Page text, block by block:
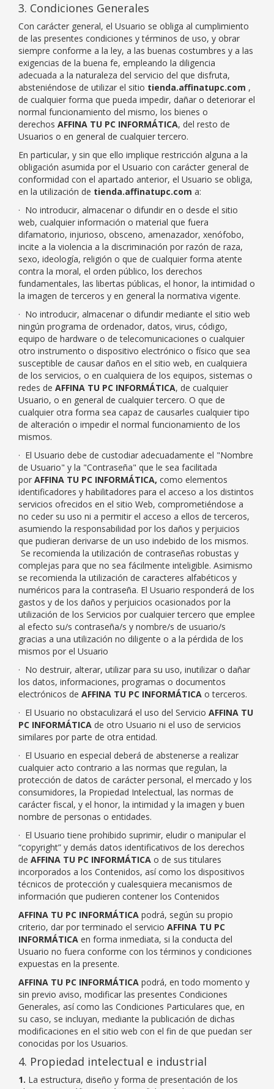
3. Condiciones Generales
Con carácter general, el Usuario se obliga al cumplimiento
de las presentes condiciones y términos de uso, y obrar
siempre conforme a la ley, a las buenas costumbres y a las
exigencias de la buena fe, empleando la diligencia
adecuada a la naturaleza del servicio del que disfruta,
absteniéndose de utilizar el sitio tienda.affinatupc.com ,
de cualquier forma que pueda impedir, dañar o deteriorar el
normal funcionamiento del mismo, los bienes o
derechos AFFINA TU PC INFORMÁTICA, del resto de
Usuarios o en general de cualquier tercero.
En particular, y sin que ello implique restricción alguna a la
obligación asumida por el Usuario con carácter general de
conformidad con el apartado anterior, el Usuario se obliga,
en la utilización de tienda.affinatupc.com a:
· No introducir, almacenar o difundir en o desde el sitio
web, cualquier información o material que fuera
difamatorio, injurioso, obsceno, amenazador, xenófobo,
incite a la violencia a la discriminación por razón de raza,
sexo, ideología, religión o que de cualquier forma atente
contra la moral, el orden público, los derechos
fundamentales, las libertas públicas, el honor, la intimidad o
la imagen de terceros y en general la normativa vigente.
· No introducir, almacenar o difundir mediante el sitio web
ningún programa de ordenador, datos, virus, código,
equipo de hardware o de telecomunicaciones o cualquier
otro instrumento o dispositivo electrónico o físico que sea
susceptible de causar daños en el sitio web, en cualquiera
de los servicios, o en cualquiera de los equipos, sistemas o
redes de AFFINA TU PC INFORMÁTICA, de cualquier
Usuario, o en general de cualquier tercero. O que de
cualquier otra forma sea capaz de causarles cualquier tipo
de alteración o impedir el normal funcionamiento de los
mismos.
· El Usuario debe de custodiar adecuadamente el "Nombre
de Usuario" y la "Contraseña" que le sea facilitada
por AFFINA TU PC INFORMÁTICA, como elementos
identificadores y habilitadores para el acceso a los distintos
servicios ofrecidos en el sitio Web, comprometiéndose a
no ceder su uso ni a permitir el acceso a ellos de terceros,
asumiendo la responsabilidad por los daños y perjuicios
que pudieran derivarse de un uso indebido de los mismos.
Se recomienda la utilización de contraseñas robustas y
complejas para que no sea fácilmente inteligible. Asimismo
se recomienda la utilización de caracteres alfabéticos y
numéricos para la contraseña. El Usuario responderá de los
gastos y de los daños y perjuicios ocasionados por la
utilización de los Servicios por cualquier tercero que emplee
al efecto su/s contraseña/s y nombre/s de usuario/s
gracias a una utilización no diligente o a la pérdida de los
mismos por el Usuario
· No destruir, alterar, utilizar para su uso, inutilizar o dañar
los datos, informaciones, programas o documentos
electrónicos de AFFINA TU PC INFORMÁTICA o terceros.
· El Usuario no obstaculizará el uso del Servicio AFFINA TU
PC INFORMÁTICA de otro Usuario ni el uso de servicios
similares por parte de otra entidad.
· El Usuario en especial deberá de abstenerse a realizar
cualquier acto contrario a las normas que regulan, la
protección de datos de carácter personal, el mercado y los
consumidores, la Propiedad Intelectual, las normas de
carácter fiscal, y el honor, la intimidad y la imagen y buen
nombre de personas o entidades.
· El Usuario tiene prohibido suprimir, eludir o manipular el
“copyright” y demás datos identificativos de los derechos
de AFFINA TU PC INFORMÁTICA o de sus titulares
incorporados a los Contenidos, así como los dispositivos
técnicos de protección y cualesquiera mecanismos de
información que pudieren contener los Contenidos
AFFINA TU PC INFORMÁTICA podrá, según su propio
criterio, dar por terminado el servicio AFFINA TU PC
INFORMÁTICA en forma inmediata, si la conducta del
Usuario no fuera conforme con los términos y condiciones
expuestas en la presente.
AFFINA TU PC INFORMÁTICA podrá, en todo momento y
sin previo aviso, modificar las presentes Condiciones
Generales, así como las Condiciones Particulares que, en
su caso, se incluyan, mediante la publicación de dichas
modificaciones en el sitio web con el fin de que puedan ser
conocidas por los Usuarios.
4. Propiedad intelectual e industrial
1. La estructura, diseño y forma de presentación de los